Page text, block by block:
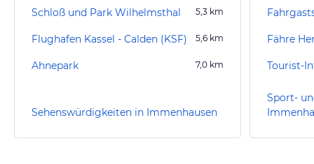
Schloß und Park Wilhelmsthal 5,3 km
Flughafen Kassel - Calden (KSF) 5,6 km
Ahnepark 7,0 km
Sehenswürdigkeiten in Immenhausen
Fähre
Sport-